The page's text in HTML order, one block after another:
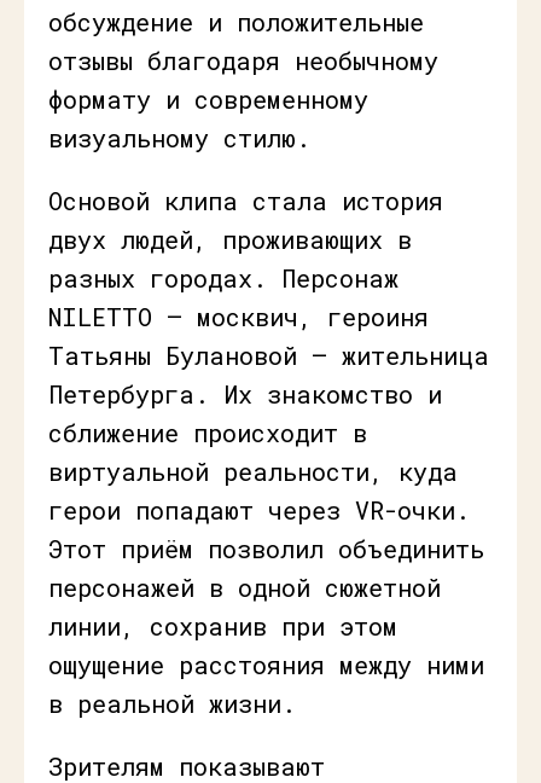
обсуждение и положительные
отзывы благодаря необычному
формату и современному
визуальному стилю.
Основой клипа стала история
двух людей, проживающих в
разных городах. Персонаж
NILETTO — москвич, героиня
Татьяны Булановой — жительница
Петербурга. Их знакомство и
сближение происходит в
виртуальной реальности, куда
герои попадают через VR-очки.
Этот приём позволил объединить
персонажей в одной сюжетной
линии, сохранив при этом
ощущение расстояния между ними
в реальной жизни.
Зрителям показывают